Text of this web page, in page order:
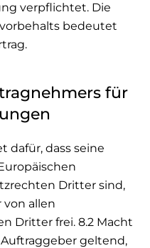
verpflichtet. Die
bedeutet
für
dafür, dass seine
Dritter sind,
allen
Dritter frei. 8.2 Macht
geltend,